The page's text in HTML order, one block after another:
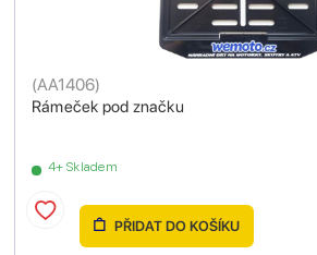
Rámeček pod značku
(AA1406)
4+ Skladem
PŘIDAT DO KOŠÍKU